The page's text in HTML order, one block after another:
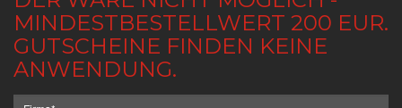
MINDESTBESTELLWERT 200 EUR.
GUTSCHEINE FINDEN KEINE
ANWENDUNG.